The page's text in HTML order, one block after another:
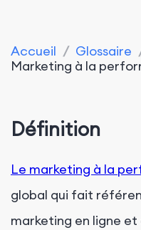
Accueil / Glossaire
Marketing à la
Définition
Le marketing à la
global qui fait
marketing en ligne